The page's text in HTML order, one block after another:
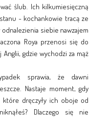
ślub. Ich kilkumiesięczną
- kochankowie tracą ze
siebie nawzajem
Roya przenosi się do
gdzie wychodzi za mąż
sprawia, że dawni
Nastaje moment, gdy
które dręczyły ich oboje od
Dlaczego się nie